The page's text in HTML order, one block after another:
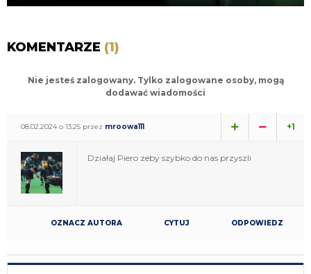
KOMENTARZE (1)
Nie jesteś zalogowany. Tylko zalogowane osoby, mogą
dodawać wiadomości
08.02.2024 o 13:25 przez mroowa111 +1
Działaj Piero zeby szybko do nas przyszli
OZNACZ AUTORA CYTUJ ODPOWIEDZ